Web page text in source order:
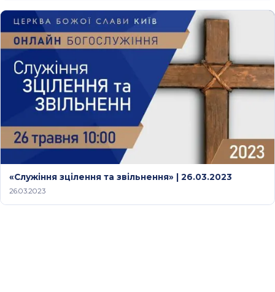
«Служіння зцілення та звільнення» | 26.03.2023
26.03.2023